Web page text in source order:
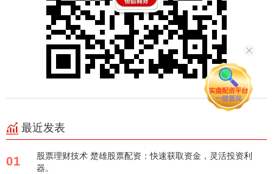
最近发表
01
股票理财技术 楚雄股票配资：快速获取资金，灵活投资利
器。